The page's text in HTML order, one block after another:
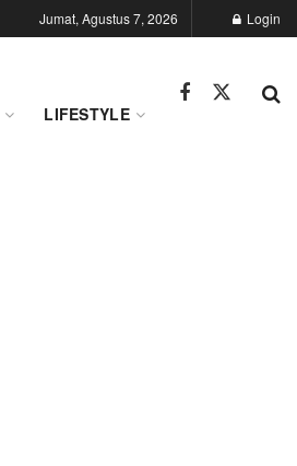
Jumat, Agustus 7, 2026 Login
LIFESTYLE